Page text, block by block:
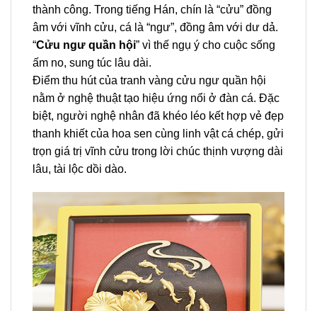
thành công. Trong tiếng Hán, chín là “cửu” đồng
âm với vĩnh cửu, cá là “ngư”, đồng âm với dư dả.
“Cửu ngư quần hội” vì thế ngụ ý cho cuộc sống
ấm no, sung túc lâu dài.
Điểm thu hút của tranh vàng cửu ngư quần hội
nằm ở nghệ thuật tạo hiệu ứng nổi ở đàn cá. Đặc
biệt, người nghệ nhân đã khéo léo kết hợp vẻ đẹp
thanh khiết của hoa sen cùng linh vật cá chép, gửi
trọn giá trị vĩnh cửu trong lời chúc thịnh vượng dài
lâu, tài lộc dồi dào.